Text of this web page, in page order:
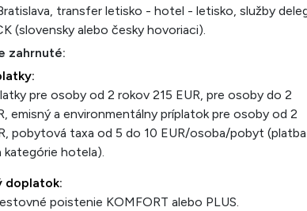
transfer letisko - hotel - letisko, služby
(slovensky alebo česky hovoriaci).
zahrnuté:
pre osoby od 2 rokov 215 EUR, pre osoby do 2
emisný a environmentálny príplatok pre osoby od 2
pobytová taxa od 5 do 10 EUR/osoba/pobyt (platba
kategórie hotela).
doplatok:
poistenie KOMFORT alebo PLUS.